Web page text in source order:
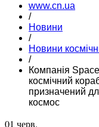
www.cn.ua
/
Новини
/
Новини
/
Компанія
космічний
призначений
космос
01 черв.